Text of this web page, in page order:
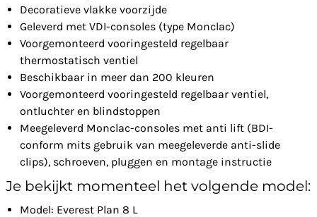
Decoratieve vlakke voorzijde
Geleverd met VDI-consoles (type Monclac)
Voorgemonteerd vooringesteld regelbaar
thermostatisch ventiel
Beschikbaar in meer dan 200 kleuren
Voorgemonteerd vooringesteld regelbaar ventiel,
ontluchter en blindstoppen
Meegeleverd Monclac-consoles met anti lift (BDI-
conform mits gebruik van meegeleverde anti-slide
clips), schroeven, pluggen en montage instructie
Je bekijkt momenteel het volgende model:
Model: Everest Plan 8 L